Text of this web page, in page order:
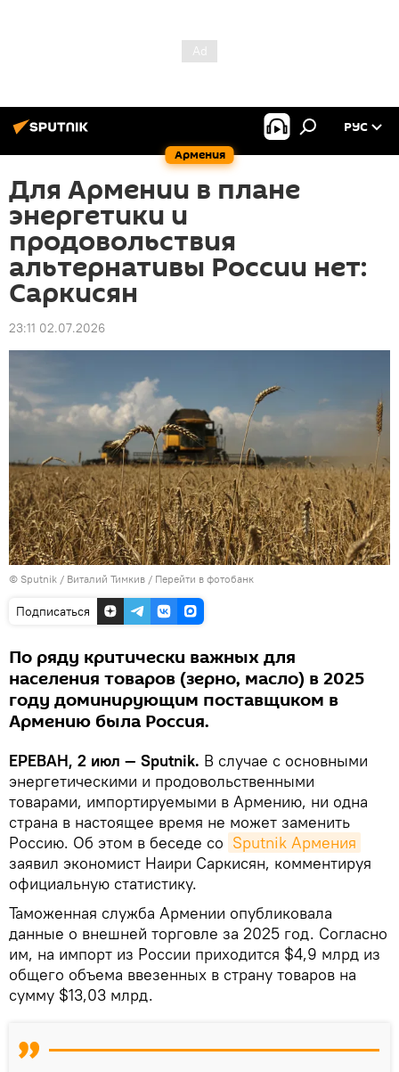
Армения
РУС
Для Армении в плане
энергетики и
продовольствия
альтернативы России нет:
Саркисян
23:11 02.07.2026
© Sputnik / Виталий Тимкив / Перейти в фотобанк
Подписаться
По ряду критически важных для
населения товаров (зерно, масло) в 2025
году доминирующим поставщиком в
Армению была Россия.
ЕРЕВАН, 2 июл — Sputnik. В случае c основными
энергетическими и продовольственными
товарами, импортируемыми в Армению, ни одна
страна в настоящее время не может заменить
Россию. Об этом в беседе со Sputnik Армения
заявил экономист Наири Саркисян, комментируя
официальную статистику.
Таможенная служба Армении опубликовала
данные о внешней торговле за 2025 год. Согласно
им, на импорт из России приходится $4,9 млрд из
общего объема ввезенных в страну товаров на
сумму $13,03 млрд.